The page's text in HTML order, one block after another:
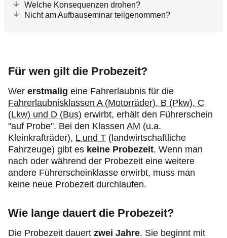
Welche Konsequenzen drohen?
Nicht am Aufbauseminar teilgenommen?
Für wen gilt die Probezeit?
Wer erstmalig eine Fahrerlaubnis für die
Fahrerlaubnisklassen A (Motorräder), B (Pkw), C
(Lkw) und D (Bus) erwirbt, erhält den Führerschein
"auf Probe". Bei den Klassen AM (u.a.
Kleinkrafträder), L und T (landwirtschaftliche
Fahrzeuge) gibt es keine Probezeit. Wenn man
nach oder während der Probezeit eine weitere
andere Führerscheinklasse erwirbt, muss man
keine neue Probezeit durchlaufen.
Wie lange dauert die Probezeit?
Die Probezeit dauert zwei Jahre. Sie beginnt mit